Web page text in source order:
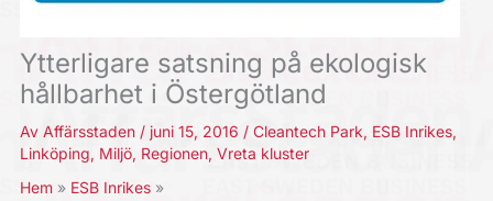
Ytterligare satsning på ekologisk
hållbarhet i Östergötland
Av Affärsstaden / juni 15, 2016 / Cleantech Park, ESB Inrikes,
Linköping, Miljö, Regionen, Vreta kluster
Hem
ESB Inrikes